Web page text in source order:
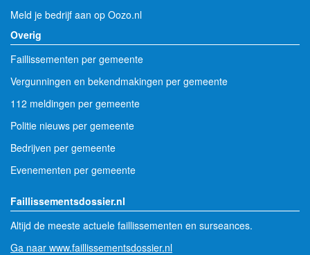
Meld je bedrijf aan op Oozo.nl
Overig
Faillissementen per gemeente
Vergunningen en bekendmakingen per gemeente
112 meldingen per gemeente
Politie nieuws per gemeente
Bedrijven per gemeente
Evenementen per gemeente
Faillissementsdossier.nl
Altijd de meeste actuele faillissementen en surseances.
Ga naar www.faillissementsdossier.nl